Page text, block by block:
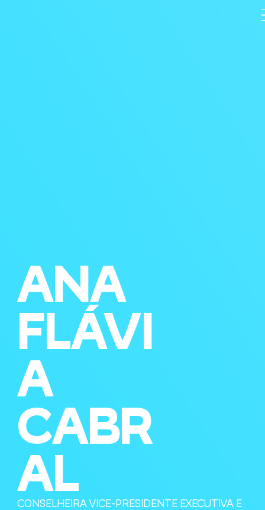
ANA
FLÁVI
A
CABR
AL
CONSELHEIRA VICE-PRESIDENTE EXECUTIVA E